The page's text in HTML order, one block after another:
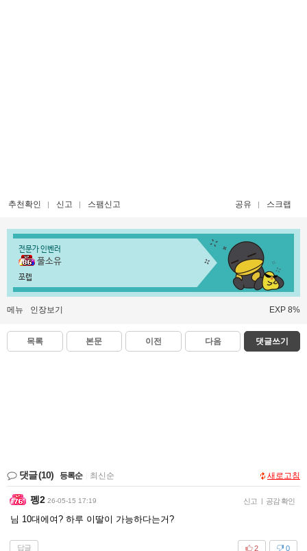
추천확인 신고 스팸신고 공유 스크랩
전문가 인벤러
풀소유
쪼렙
메뉴 인장보기 EXP 8%
목록 본문 이전 다음 댓글쓰기
댓글(10) 등록순 최신순 새로고침
펭2 26-05-15 17:19 신고 | 공감 확인
님 10대에여? 하루 이딸이 가능하다는거?
답글 0
2